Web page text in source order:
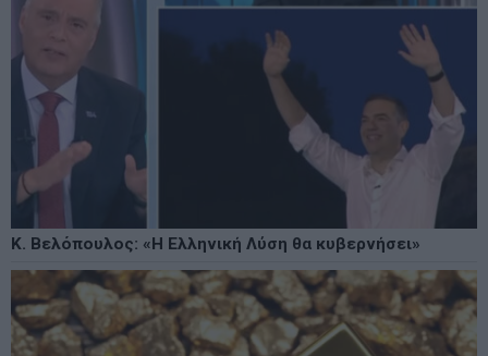
Κ. Βελόπουλος: «Η Ελληνική Λύση θα κυβερνήσει»